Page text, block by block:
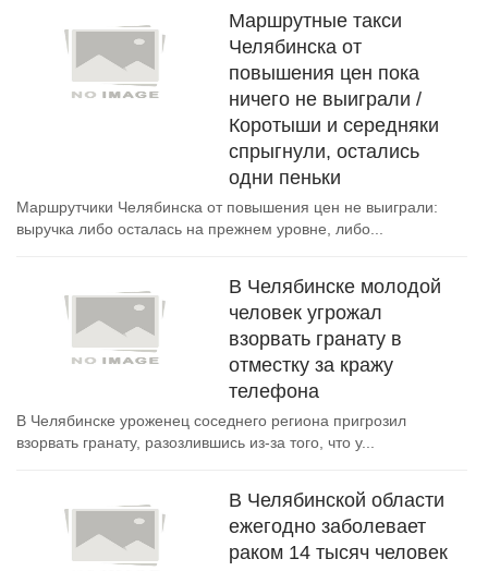
Маршрутные такси
Челябинска от
повышения цен пока
ничего не выиграли /
Коротыши и середняки
спрыгнули, остались
одни пеньки
Маршрутчики Челябинска от повышения цен не выиграли:
выручка либо осталась на прежнем уровне, либо...
В Челябинске молодой
человек угрожал
взорвать гранату в
отместку за кражу
телефона
В Челябинске уроженец соседнего региона пригрозил
взорвать гранату, разозлившись из-за того, что у...
В Челябинской области
ежегодно заболевает
раком 14 тысяч человек